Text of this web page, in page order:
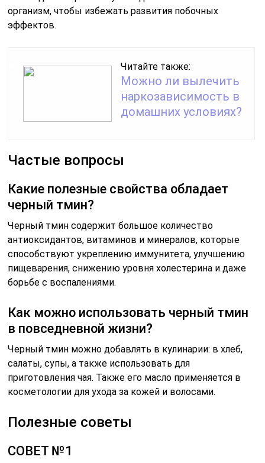
организм, чтобы избежать развития побочных
эффектов.
Читайте также:
Можно ли вылечить
наркозависимость в
домашних условиях?
Частые вопросы
Какие полезные свойства обладает
черный тмин?
Черный тмин содержит большое количество
антиоксидантов, витаминов и минералов, которые
способствуют укреплению иммунитета, улучшению
пищеварения, снижению уровня холестерина и даже
борьбе с воспалениями.
Как можно использовать черный тмин
в повседневной жизни?
Черный тмин можно добавлять в кулинарии: в хлеб,
салаты, супы, а также использовать для
приготовления чая. Также его масло применяется в
косметологии для ухода за кожей и волосами.
Полезные советы
СОВЕТ №1